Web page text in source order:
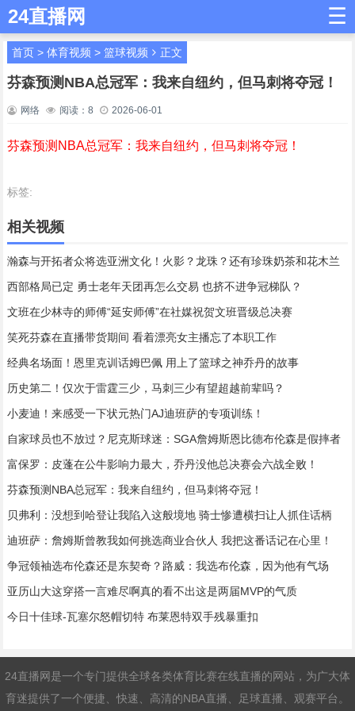
24直播网 ☰
首页> 体育视频 > 篮球视频 正文
芬森预测NBA总冠军：我来自纽约，但马刺将夺冠！
网络 阅读： 8 2026-06-01
芬森预测NBA总冠军：我来自纽约，但马刺将夺冠！
标签:
相关视频
瀚森与开拓者众将选亚洲文化！火影？龙珠？还有珍珠奶茶和花木兰
西部格局已定 勇士老年天团再怎么交易 也挤不进争冠梯队？
文班在少林寺的师傅“延安师傅”在社媒祝贺文班晋级总决赛
笑死芬森在直播带货期间 看着漂亮女主播忘了本职工作
经典名场面！恩里克训话姆巴佩 用上了篮球之神乔丹的故事
历史第二！仅次于雷霆三少，马刺三少有望超越前辈吗？
小麦迪！来感受一下状元热门AJ迪班萨的专项训练！
自家球员也不放过？尼克斯球迷：SGA詹姆斯恩比德布伦森是假摔者
富保罗：皮蓬在公牛影响力最大，乔丹没他总决赛会六战全败！
芬森预测NBA总冠军：我来自纽约，但马刺将夺冠！
贝弗利：没想到哈登让我陷入这般境地 骑士惨遭横扫让人抓住话柄
迪班萨：詹姆斯曾教我如何挑选商业合伙人 我把这番话记在心里！
争冠领袖选布伦森还是东契奇？路威：我选布伦森，因为他有气场
亚历山大这穿搭一言难尽啊真的看不出这是两届MVP的气质
今日十佳球-瓦塞尔怒帽切特 布莱恩特双手残暴重扣
24直播网是一个专门提供全球各类体育比赛在线直播的网站，为广大体
育迷提供了一个便捷、快速、高清的NBA直播、足球直播、观赛平台。